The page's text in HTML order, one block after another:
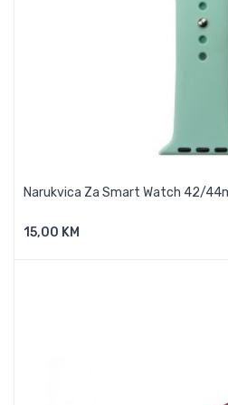
Narukvica Za Smart Watch 42/
15,00 KMDodaj U Košaricu